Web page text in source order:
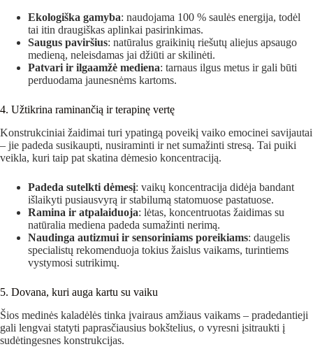
Ekologiška gamyba: naudojama 100 % saulės energija, todėl
tai itin draugiškas aplinkai pasirinkimas.
Saugus paviršius: natūralus graikinių riešutų aliejus apsaugo
medieną, neleisdamas jai džiūti ar skilinėti.
Patvari ir ilgaamžė mediena: tarnaus ilgus metus ir gali būti
perduodama jaunesnėms kartoms.
4. Užtikrina raminančią ir terapinę vertę
Konstrukciniai žaidimai turi ypatingą poveikį vaiko emocinei savijautai
– jie padeda susikaupti, nusiraminti ir net sumažinti stresą. Tai puiki
veikla, kuri taip pat skatina dėmesio koncentraciją.
Padeda sutelkti dėmesį: vaikų koncentracija didėja bandant
išlaikyti pusiausvyrą ir stabilumą statomuose pastatuose.
Ramina ir atpalaiduoja: lėtas, koncentruotas žaidimas su
natūralia mediena padeda sumažinti nerimą.
Naudinga autizmui ir sensoriniams poreikiams: daugelis
specialistų rekomenduoja tokius žaislus vaikams, turintiems
vystymosi sutrikimų.
5. Dovana, kuri auga kartu su vaiku
Šios medinės kaladėlės tinka įvairaus amžiaus vaikams – pradedantieji
gali lengvai statyti paprasčiausius bokštelius, o vyresni įsitraukti į
sudėtingesnes konstrukcijas.